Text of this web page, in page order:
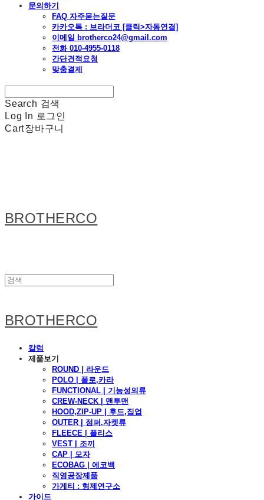
문의하기
FAQ 자주묻는질문
카카오톡 : 브라더코 [클릭>자동연결]
이메일 brotherco24@gmail.com
전화 010-4955-0118
간단견적요청
맞춤결제
Search 검색
Log In 로그인
Cart장바구니
BROTHERCO
BROTHERCO
칼럼
제품보기
ROUND | 라운드
POLO | 폴로,카라
FUNCTIONAL | 기능성의류
CREW-NECK | 맨투맨
HOOD,ZIP-UP | 후드,집업
OUTER | 점퍼,자켓류
FLEECE | 플리스
VEST | 조끼
CAP | 모자
ECOBAG | 에코백
직영공장제품
가게티 : 형제연구소
가이드